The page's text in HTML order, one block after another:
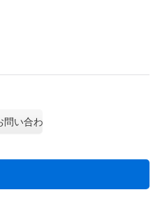
問い合わせ・見積もり依頼